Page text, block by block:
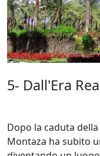
5- Dall'Era
Dopo la caduta
Montaza ha subito